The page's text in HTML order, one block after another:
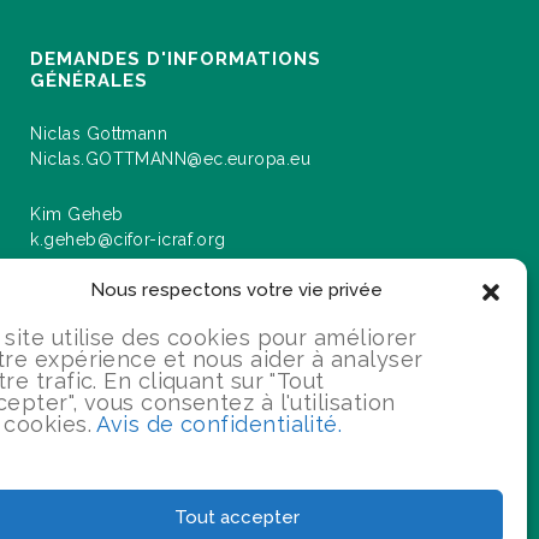
Nous respectons votre vie privée
site utilise des cookies pour améliorer
expérience et nous aider à analyser
trafic. En cliquant sur "Tout
vous consentez à l'utilisation
cookies.Avis de confidentialité.
Tout accepter
DEMANDES D'INFORMATIONS
GÉNÉRALES
Niclas Gottmann
Niclas.GOTTMANN@ec.europa.eu
Kim Geheb
k.geheb@cifor-icraf.org
sur les événements et les progrès
"Paysages pour notre avenir".
S'INSCRIRE